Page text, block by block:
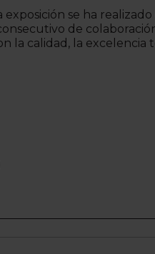
se ha
de
la calidad, la